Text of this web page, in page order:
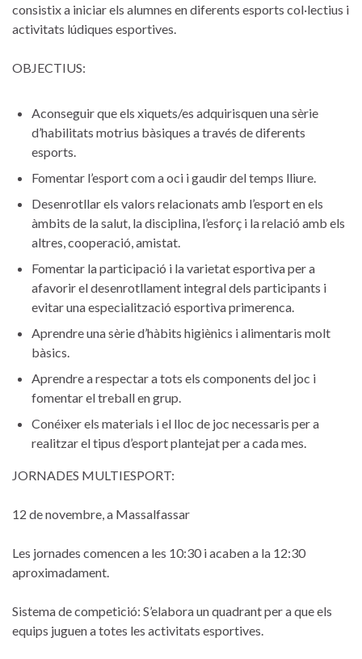
consistix a iniciar els alumnes en diferents esports col·lectius i
activitats lúdiques esportives.
OBJECTIUS:
Aconseguir que els xiquets/es adquirisquen una sèrie
d’habilitats motrius bàsiques a través de diferents
esports.
Fomentar l’esport com a oci i gaudir del temps lliure.
Desenrotllar els valors relacionats amb l’esport en els
àmbits de la salut, la disciplina, l’esforç i la relació amb els
altres, cooperació, amistat.
Fomentar la participació i la varietat esportiva per a
afavorir el desenrotllament integral dels participants i
evitar una especialització esportiva primerenca.
Aprendre una sèrie d’hàbits higiènics i alimentaris molt
bàsics.
Aprendre a respectar a tots els components del joc i
fomentar el treball en grup.
Conéixer els materials i el lloc de joc necessaris per a
realitzar el tipus d’esport plantejat per a cada mes.
JORNADES MULTIESPORT:
12 de novembre, a Massalfassar
Les jornades comencen a les 10:30 i acaben a la 12:30
aproximadament.
Sistema de competició: S’elabora un quadrant per a que els
equips juguen a totes les activitats esportives.